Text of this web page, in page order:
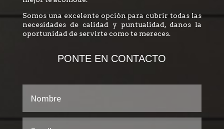
Somos una excelente opción para cubrir todas las
necesidades de calidad y puntualidad, danos la
oportunidad de servirte como te mereces.
PONTE EN CONTACTO